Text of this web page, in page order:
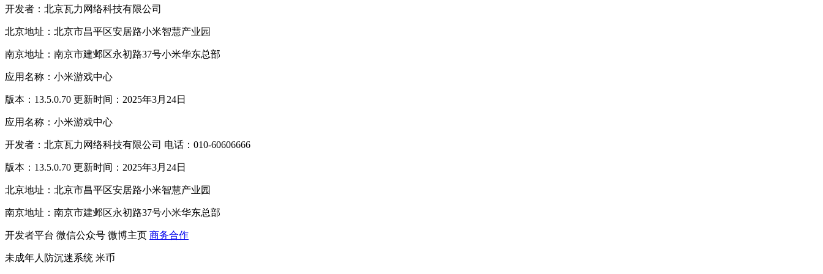
开发者：北京瓦力网络科技有限公司
北京地址：北京市昌平区安居路小米智慧产业园
南京地址：南京市建邺区永初路37号小米华东总部
应用名称：小米游戏中心
版本：13.5.0.70 更新时间：2025年3月24日
应用名称：小米游戏中心
开发者：北京瓦力网络科技有限公司 电话：010-60606666
版本：13.5.0.70 更新时间：2025年3月24日
北京地址：北京市昌平区安居路小米智慧产业园
南京地址：南京市建邺区永初路37号小米华东总部
开发者平台 微信公众号 微博主页 商务合作
未成年人防沉迷系统 米币